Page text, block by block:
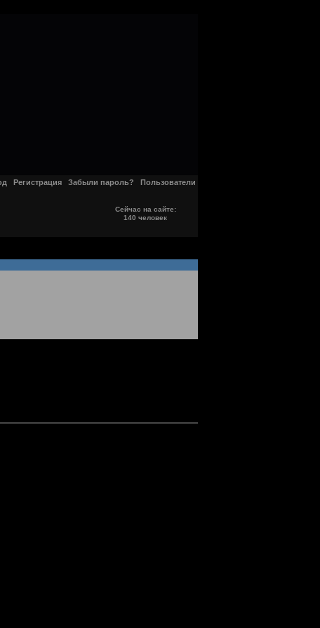
Регистрация Забыли пароль? Пользователи
Сейчас на сайте:
140 человек